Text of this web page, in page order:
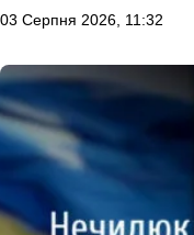
03 Серпня 2026, 11:32